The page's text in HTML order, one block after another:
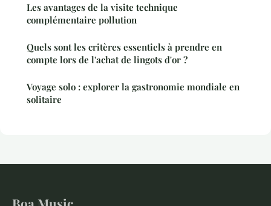
Les avantages de la visite technique
complémentaire pollution
Quels sont les critères essentiels à prendre en
compte lors de l'achat de lingots d'or ?
Voyage solo : explorer la gastronomie mondiale en
solitaire